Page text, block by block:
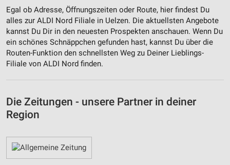
Egal ob Adresse, Öffnungszeiten oder Route, hier findest Du
alles zur ALDI Nord Filiale in Uelzen. Die aktuellsten Angebote
kannst Du Dir in den neuesten Prospekten anschauen. Wenn Du
ein schönes Schnäppchen gefunden hast, kannst Du über die
Routen-Funktion den schnellsten Weg zu Deiner Lieblings-
Filiale von ALDI Nord finden.
Die Zeitungen - unsere Partner in deiner
Region